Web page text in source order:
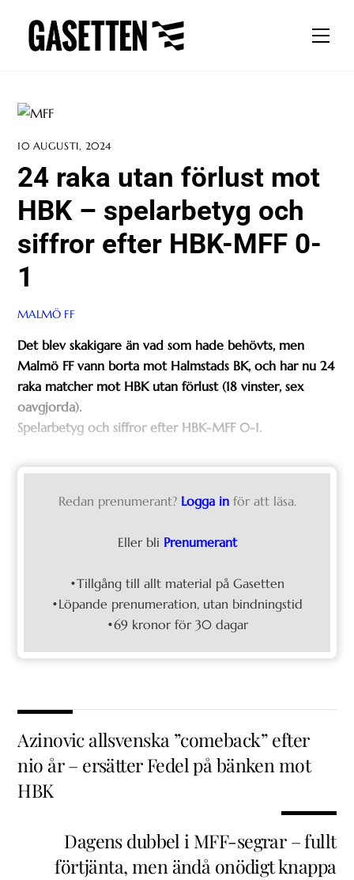
content
10 AUGUSTI, 2024
24 raka utan förlust mot
HBK – spelarbetyg och
siffror efter HBK-MFF 0-
1
MALMÖ FF
Det blev skakigare än vad som hade behövts, men
Malmö FF vann borta mot Halmstads BK, och har nu 24
raka matcher mot HBK utan förlust (18 vinster, sex
oavgjorda).
Spelarbetyg och siffror efter HBK-MFF 0-1.
Redan prenumerant? Logga in för att läsa.
Eller bli Prenumerant
•Tillgång till allt material på Gasetten
•Löpande prenumeration, utan bindningstid
•69 kronor för 30 dagar
Azinovic allsvenska ”comeback” efter
nio år – ersätter Fedel på bänken mot
HBK
Dagens dubbel i MFF-segrar – fullt
förtjänta, men ändå onödigt knappa